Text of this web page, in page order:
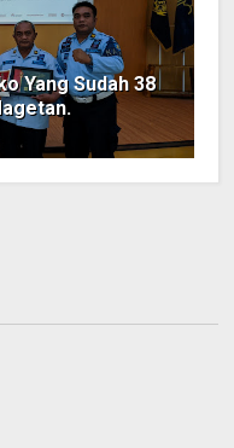
Yang Sudah 38